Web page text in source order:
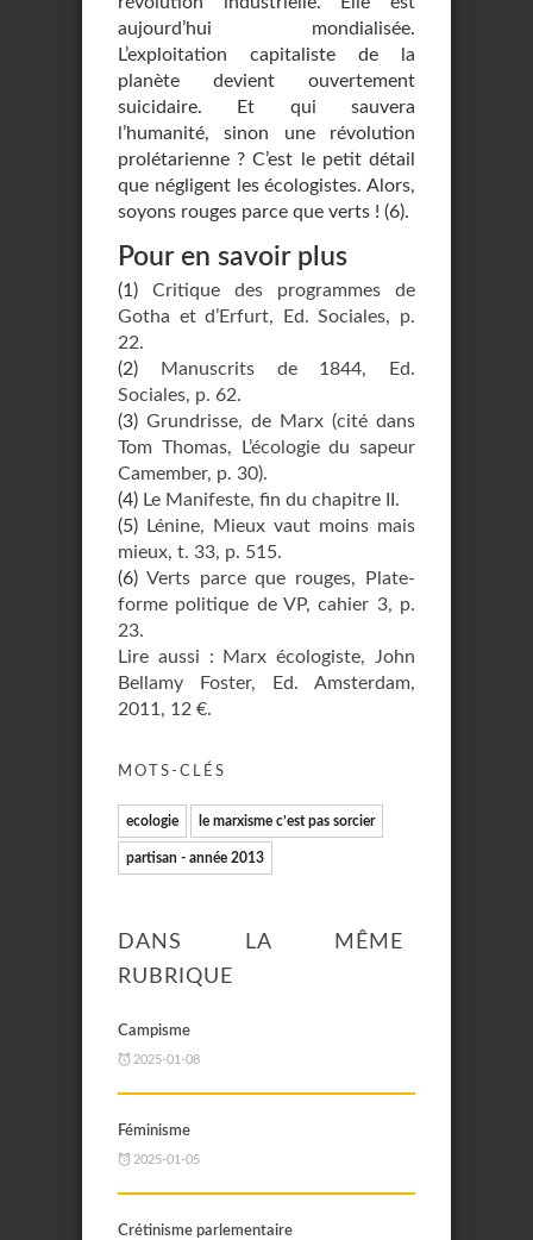
aujourd’hui mondialisée.
L’exploitation capitaliste de la
planète devient ouvertement
suicidaire. Et qui sauvera
l’humanité, sinon une révolution
prolétarienne ? C’est le petit détail
que négligent les écologistes. Alors,
soyons rouges parce que verts ! (6).
Pour en savoir plus
(1) Critique des programmes de
Gotha et d’Erfurt, Ed. Sociales, p.
22.
(2)
Manuscrits de 1844, Ed.
Sociales, p. 62.
(3) Grundrisse, de Marx (cité dans
Tom Thomas, L’écologie du sapeur
Camember, p. 30).
(4) Le Manifeste, fin du chapitre II.
(5)
Lénine, Mieux vaut moins mais
mieux, t. 33, p. 515.
(6) Verts parce que rouges, Plate-
forme politique de VP, cahier 3, p.
23.
Lire aussi : Marx écologiste, John
Bellamy Foster, Ed. Amsterdam,
2011, 12 €.
MOTS-CLÉS
ecologie le marxisme c’est pas sorcier
partisan - année 2013
DANS LA MÊME
RUBRIQUE
Campisme
2025-01-08
Féminisme
2025-01-05
Crétinisme parlementaire